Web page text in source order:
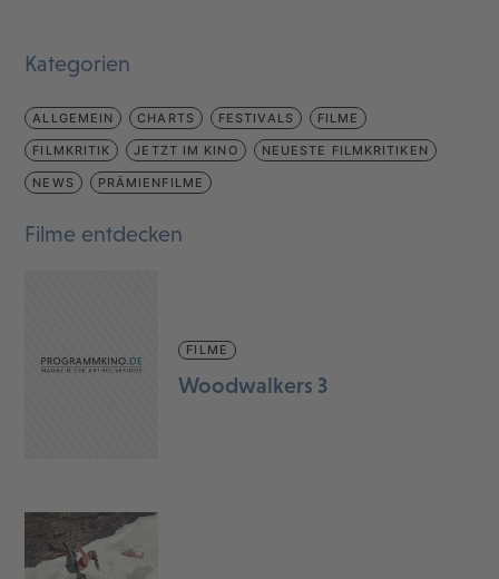
Kategorien
ALLGEMEIN CHARTS FESTIVALS FILME
FILMKRITIK JETZT IM KINO NEUESTE FILMKRITIKEN
NEWS PRÄMIENFILME
Filme entdecken
FILME
Woodwalkers 3